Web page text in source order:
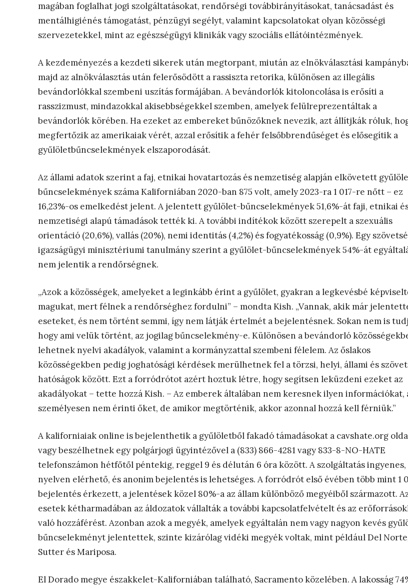
magában foglalhat jogi szolgáltatásokat, rendőrségi továbbirányításokat, tanácsadást és
mentálhigiénés támogatást, pénzügyi segélyt, valamint kapcsolatokat olyan közösségi
szervezetekkel, mint az egészségügyi klinikák vagy szociális ellátóintézmények.
A kezdeményezés a kezdeti sikerek után megtorpant, miután az elnökválasztási
majd az alnökválasztás után felerősödött a rassiszta retorika, különösen az illegális
bevándorlókkal szembeni uszítás formájában. A bevándorlók kitoloncolása is erősíti a
rasszizmust, mindazokkal akisebbségekkel szemben, amelyek felülreprezentáltak a
bevándorlók körében. Ha ezeket az embereket bűnözőknek nevezik, azt állítjkák róluk,
megfertőzik az amerikaiak vérét, azzal erősítik a fehér felsőbbrendűséget és elősegítik a
gyűlöletbűncselekmények elszaporodását.
Az állami adatok szerint a faj, etnikai hovatartozás és nemzetiség alapján elkövetett
bűncselekmények száma Kaliforniában 2020-ban 875 volt, amely 2023-ra 1 017-re nőtt – ez
16,23%-os emelkedést jelent. A jelentett gyűlölet-bűncselekmények 51,6%-át faji, etnikai
nemzetiségi alapú támadások tették ki. A további indítékok között szerepelt a szexuális
orientáció (20,6%), vallás (20%), nemi identitás (4,2%) és fogyatékosság (0,9%). Egy
igazságügyi minisztériumi tanulmány szerint a gyűlölet-bűncselekmények 54%-át
nem jelentik a rendőrségnek.
„Azok a közösségek, amelyeket a leginkább érint a gyűlölet, gyakran a legkevésbé
magukat, mert félnek a rendőrséghez fordulni” – mondta Kish. „Vannak, akik már
eseteket, és nem történt semmi, így nem látják értelmét a bejelentésnek. Sokan nem is
hogy ami velük történt, az jogilag bűncselekmény-e. Különösen a bevándorló
lehetnek nyelvi akadályok, valamint a kormányzattal szembeni félelem. Az őslakos
közösségekben pedig joghatósági kérdések merülhetnek fel a törzsi, helyi, állami és
hatóságok között. Ezt a forródrótot azért hoztuk létre, hogy segítsen leküzdeni ezeket az
akadályokat – tette hozzá Kish. – Az emberek általában nem keresnek ilyen információkat,
személyesen nem érinti őket, de amikor megtörténik, akkor azonnal hozzá kell férniük.”
A kaliforniaiak online is bejelenthetik a gyűlöletből fakadó támadásokat a cavshate.org
vagy beszélhetnek egy polgárjogi ügyintézővel a (833) 866-4281 vagy 833-8-NO-HATE
telefonszámon hétfőtől péntekig, reggel 9 és délután 6 óra között. A szolgáltatás ingyenes,
nyelven elérhető, és anonim bejelentés is lehetséges. A forródrót első évében több mint 1
bejelentés érkezett, a jelentések közel 80%-a az állam különböző megyéiből származott.
esetek kétharmadában az áldozatok vállalták a további kapcsolatfelvételt és az
való hozzáférést. Azonban azok a megyék, amelyek egyáltalán nem vagy nagyon kevés
bűncselekményt jelentettek, szinte kizárólag vidéki megyék voltak, mint például Del
Sutter és Mariposa.
El Dorado megye északkelet-Kaliforniában található, Sacramento közelében. A lakosság